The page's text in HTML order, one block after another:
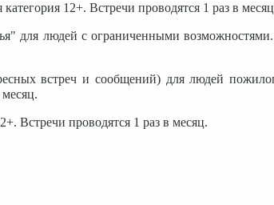
12+. Встречи проводятся 1 раз в
для людей с ограниченными возможностями.
встреч и сообщений) для людей
Встречи проводятся 1 раз в месяц.